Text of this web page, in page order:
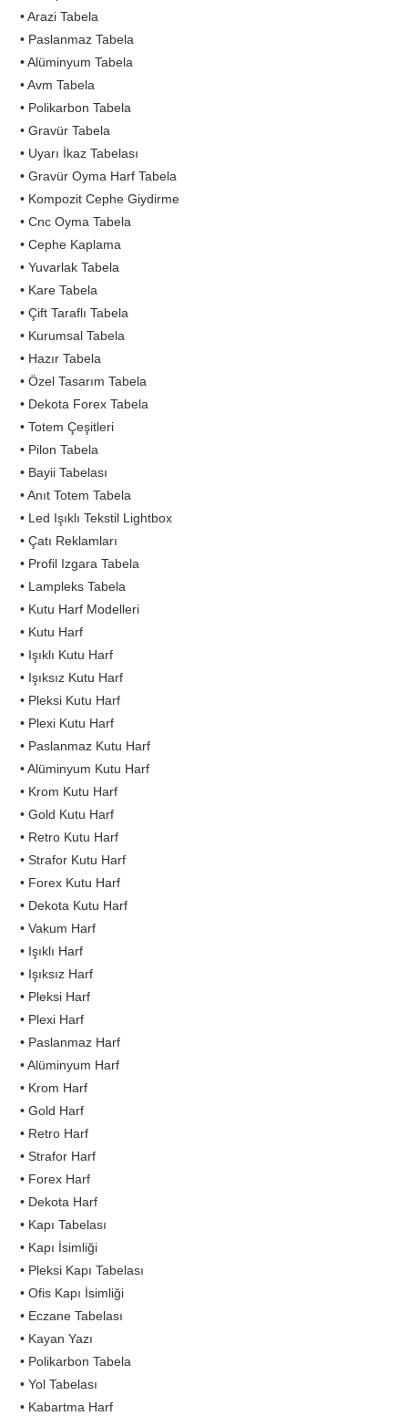
• Arazi Tabela
• Paslanmaz Tabela
• Alüminyum Tabela
• Avm Tabela
• Polikarbon Tabela
• Gravür Tabela
• Uyarı İkaz Tabelası
• Gravür Oyma Harf Tabela
• Kompozit Cephe Giydirme
• Cnc Oyma Tabela
• Cephe Kaplama
• Yuvarlak Tabela
• Kare Tabela
• Çift Taraflı Tabela
• Kurumsal Tabela
• Hazır Tabela
• Özel Tasarım Tabela
• Dekota Forex Tabela
• Totem Çeşitleri
• Pilon Tabela
• Bayii Tabelası
• Anıt Totem Tabela
• Led Işıklı Tekstil Lightbox
• Çatı Reklamları
• Profil Izgara Tabela
• Lampleks Tabela
• Kutu Harf Modelleri
• Kutu Harf
• Işıklı Kutu Harf
• Işıksız Kutu Harf
• Pleksi Kutu Harf
• Plexi Kutu Harf
• Paslanmaz Kutu Harf
• Alüminyum Kutu Harf
• Krom Kutu Harf
• Gold Kutu Harf
• Retro Kutu Harf
• Strafor Kutu Harf
• Forex Kutu Harf
• Dekota Kutu Harf
• Vakum Harf
• Işıklı Harf
• Işıksız Harf
• Pleksi Harf
• Plexi Harf
• Paslanmaz Harf
• Alüminyum Harf
• Krom Harf
• Gold Harf
• Retro Harf
• Strafor Harf
• Forex Harf
• Dekota Harf
• Kapı Tabelası
• Kapı İsimliği
• Pleksi Kapı Tabelası
• Ofis Kapı İsimliği
• Eczane Tabelası
• Kayan Yazı
• Polikarbon Tabela
• Yol Tabelası
• Kabartma Harf